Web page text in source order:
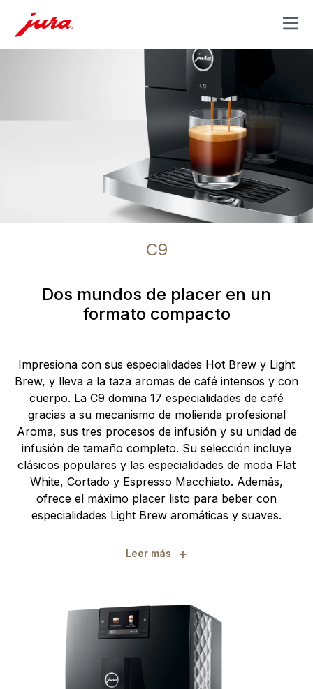
MENU
C9
Dos mundos de placer en un
formato compacto
Impresiona con sus especialidades Hot Brew y Light
Brew, y lleva a la taza aromas de café intensos y con
cuerpo. La C9 domina 17 especialidades de café
gracias a su mecanismo de molienda profesional
Aroma, sus tres procesos de infusión y su unidad de
infusión de tamaño completo. Su selección incluye
clásicos populares y las especialidades de moda Flat
White, Cortado y Espresso Macchiato. Además,
ofrece el máximo placer listo para beber con
especialidades Light Brew aromáticas y suaves.
Leer más +